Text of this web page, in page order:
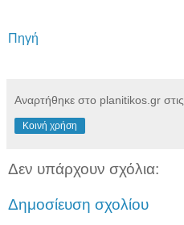
Πηγή
Αναρτήθηκε στο planitikos.gr στις
Κοινή χρήση
Δεν υπάρχουν σχόλια:
Δημοσίευση σχολίου